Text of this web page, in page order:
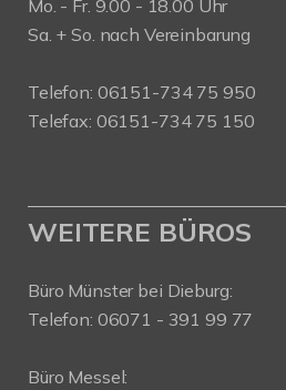
Mo. - Fr. 9.00 - 18.00 Uhr
Sa. + So. nach Vereinbarung
Telefon: 06151-734 75 950
Telefax: 06151-734 75 150
WEITERE BÜROS
Büro Münster bei Dieburg:
Telefon: 06071 - 391 99 77
Büro Messel: